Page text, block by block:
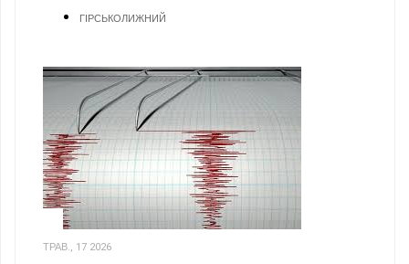
ГІРСЬКОЛИЖНИЙ
ТРАВ., 17 2026